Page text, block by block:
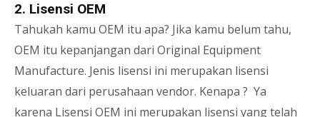
2. Lisensi OEM
Tahukah kamu OEM itu apa? Jika kamu belum tahu,
OEM itu kepanjangan dari Original Equipment
Manufacture. Jenis lisensi ini merupakan lisensi
keluaran dari perusahaan vendor. Kenapa ? Ya
karena Lisensi OEM ini merupakan lisensi yang telah